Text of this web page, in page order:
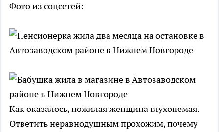
Фото из соцсетей:
Как оказалось, пожилая женщина глухонемая.
Ответить неравнодушным прохожим, почему